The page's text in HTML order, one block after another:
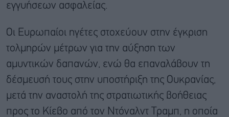
εγγυήσεων ασφαλείας.
Οι Ευρωπαίοι ηγέτες στοχεύουν στην έγκριση
τολμηρών μέτρων για την αύξηση των
αμυντικών δαπανών, ενώ θα επαναλάβουν τη
δέσμευσή τους στην υποστήριξη της Ουκρανίας,
μετά την αναστολή της στρατιωτικής βοήθειας
προς το Κίεβο από τον Ντόναλντ Τραμπ, η οποία